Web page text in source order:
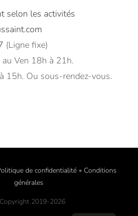
selon les activités
(Ligne fixe)
Ven 18h à 21h.
15h. Ou sous-rendez-vous.
de confidentialité• Conditions
générales
2019-2026